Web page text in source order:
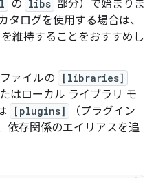
の libs 部分）で始まりま
タログを使用する場合は、
維持することをおすすめし
ファイルの [libraries]
はローカル ライブラリ モ
[plugins]
（プラグイン
依存関係のエイリアスを追